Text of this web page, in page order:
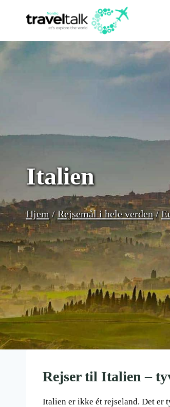
Italien
Hjem / Rejsemål i hele verden /
Rejser til Italien –
Italien er ikke ét rejseland. Det er